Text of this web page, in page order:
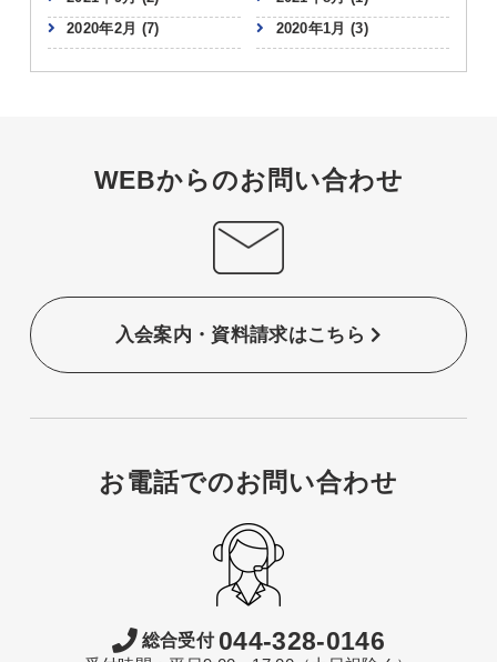
2020年2月 (7) 2020年1月 (3)
WEBからのお問い合わせ
入会案内・資料請求はこちら
お電話でのお問い合わせ
総合受付 044-328-0146